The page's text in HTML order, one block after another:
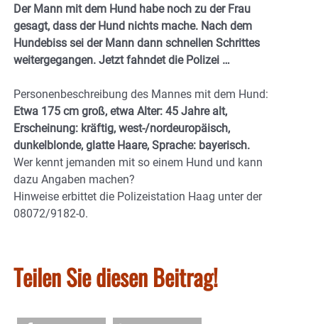
Der Mann mit dem Hund habe noch zu der Frau
gesagt, dass der Hund nichts mache. Nach dem
Hundebiss sei der Mann dann schnellen Schrittes
weitergegangen. Jetzt fahndet die Polizei …
Personenbeschreibung des Mannes mit dem Hund:
Etwa 175 cm groß, etwa Alter: 45 Jahre alt,
Erscheinung: kräftig, west-/nordeuropäisch,
dunkelblonde, glatte Haare, Sprache: bayerisch.
Wer kennt jemanden mit so einem Hund und kann
dazu Angaben machen?
Hinweise erbittet die Polizeistation Haag unter der
08072/9182-0.
Teilen Sie diesen Beitrag!